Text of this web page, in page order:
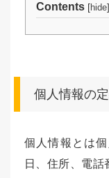
Contents [hide]
個人情報の
個人情報とは
日、住所、電